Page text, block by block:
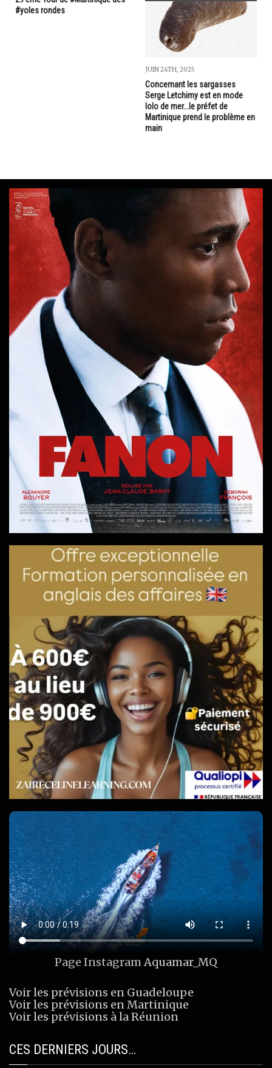
#yoles rondes
JUIN 24TH, 2025
Concernant les sargasses
Serge Letchimy est en mode
lolo de mer...le préfet de
Martinique prend le problème en
main
Page InstagramAquamar_MQ
Voir les prévisions en Guadeloupe
Voir les prévisions en Martinique
Voir les prévisions à la Réunion
CES DERNIERS JOURS…